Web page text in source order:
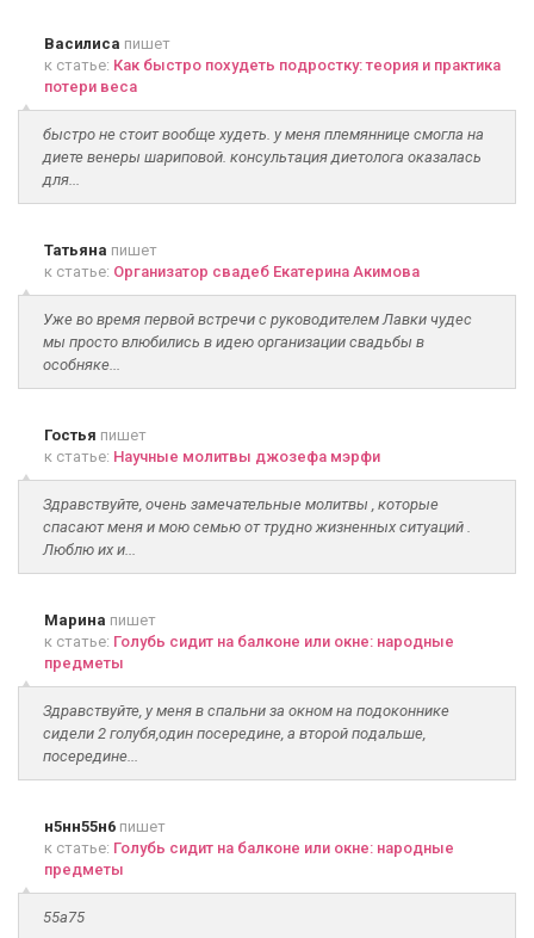
Василиса пишет
к статье: Как быстро похудеть подростку: теория и практика
потери веса
быстро не стоит вообще худеть. у меня племяннице смогла на
диете венеры шариповой. консультация диетолога оказалась
для...
Татьяна пишет
к статье: Организатор свадеб Екатерина Акимова
Уже во время первой встречи с руководителем Лавки чудес
мы просто влюбились в идею организации свадьбы в
особняке...
Гостья пишет
к статье: Научные молитвы джозефа мэрфи
Здравствуйте, очень замечательные молитвы , которые
спасают меня и мою семью от трудно жизненных ситуаций .
Люблю их и...
Марина пишет
к статье: Голубь сидит на балконе или окне: народные
предметы
Здравствуйте, у меня в спальни за окном на подоконнике
сидели 2 голубя,один посередине, а второй подальше,
посередине...
н5нн55н6 пишет
к статье: Голубь сидит на балконе или окне: народные
предметы
55а75